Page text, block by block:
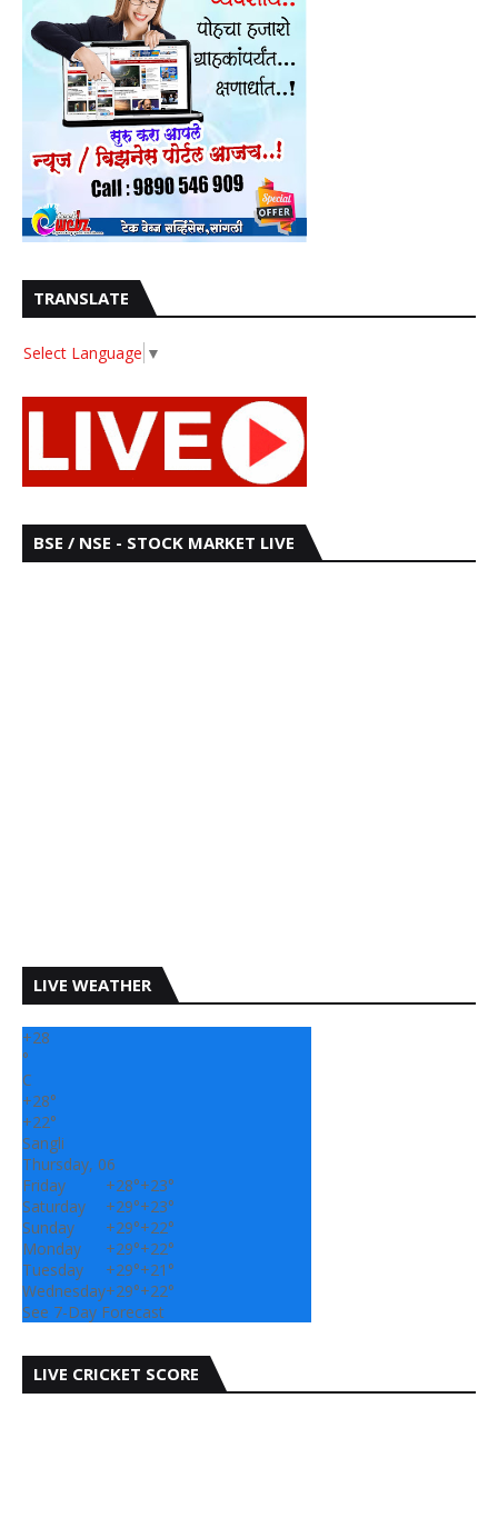
TRANSLATE
Select Language ▼
BSE / NSE - STOCK MARKET LIVE
LIVE WEATHER
+28
°
C
+28°
+22°
Sangli
Thursday, 06
Friday
+28°+23°
Saturday
+29°+23°
Sunday
+29°+22°
Monday
+29°+22°
Tuesday
+29°+21°
Wednesday+29°+22°
See 7-Day Forecast
LIVE CRICKET SCORE